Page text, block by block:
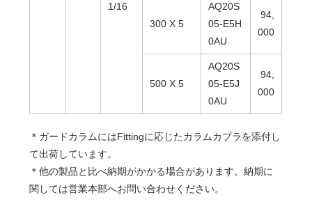
1/16
300 X 5
AQ20S
05-E5H
0AU
94,
000
500 X 5
AQ20S
05-E5J
0AU
94,
000
＊ガードカラムにはFittingに応じたカラムカプラを添付し
て出荷しています。
＊他の製品と比べ納期がかかる場合があります。納期に
関しては営業本部へお問い合わせください。